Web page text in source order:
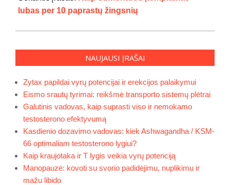
lubas per 10 paprastų žingsnių
NAUJAUSI ĮRAŠAI
Zytax papildai vyrų potencijai ir erekcijos palaikymui
Eismo srautų tyrimai: reikšmė transporto sistemų plėtrai
Galutinis vadovas, kaip suprasti viso ir nemokamo
testosterono efektyvumą
Kasdienio dozavimo vadovas: kiek Ashwagandha / KSM-
66 optimaliam testosterono lygiui?
Kaip kraujotaka ir T lygis veikia vyrų potenciją
Manopauzė: kovoti su svorio padidėjimu, nuplikimu ir
mažu libido